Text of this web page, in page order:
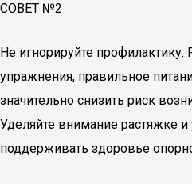
СОВЕТ №2
Не игнорируйте
упражнения, правильное
значительно снизить риск
Уделяйте внимание растяжке
поддерживать здоровье